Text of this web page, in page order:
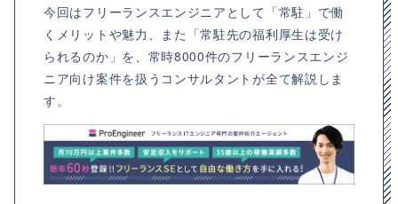
今回はフリーランスエンジニアとして「常駐」で働
くメリットや魅力、また「常駐先の福利厚生は受け
られるのか」を、常時8000件のフリーランスエンジ
ニア向け案件を扱うコンサルタントが全て解説しま
す。